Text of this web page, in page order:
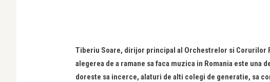
Tiberiu Soare, dirijor principal al Orchestrelor si Corurilor
alegerea de a ramane sa faca muzica in Romania este
doreste sa incerce, alaturi de alti colegi de generatie, sa